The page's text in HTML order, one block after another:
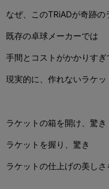
なぜ、このTRiADが奇跡の
既存の卓球メーカーでは
手間とコストがかかりすぎ
現実的に、作れないラケッ
ラケットの箱を開け、驚き
ラケットを握り、驚き
ラケットの仕上げの美しさ